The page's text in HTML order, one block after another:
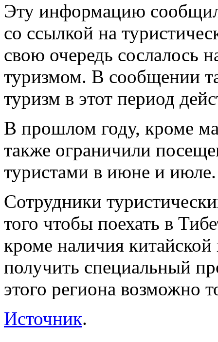
Эту информацию
со ссылкой на
свою очередь сослалось
туризмом. В сообщении
туризм в этот период
В прошлом году, кроме
также ограничили
туристами в июне и июле.
Сотрудники
того чтобы поехать в
кроме наличия
получить специальный
этого региона возможно
Источник.